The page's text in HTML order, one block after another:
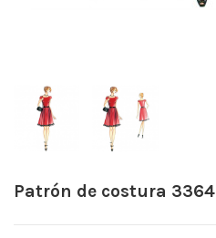
Patrón de costura 3364